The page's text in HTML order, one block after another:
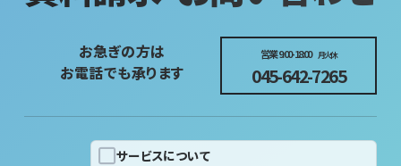
お急ぎの方は
お電話でも承ります
営業 9:00-18:00 月火休
045-642-7265
サービスについて